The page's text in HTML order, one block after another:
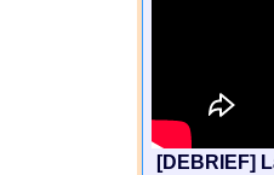
[DEBRIEF]